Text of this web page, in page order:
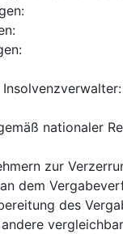
:
:
:
:
nationaler
zur
dem
des